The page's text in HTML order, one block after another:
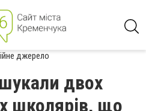
джерело
двох
школярів, що